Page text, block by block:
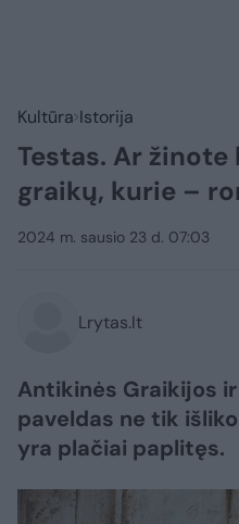
Kultūra Istorija
Testas. Ar
graikų, kurie –
2024 m. sausio 23 d. 07:03
Lrytas.lt
Antikinės Graikijos
paveldas ne tik
yra plačiai paplitęs.